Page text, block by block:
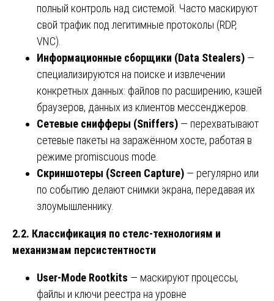
полный контроль над системой. Часто маскируют
свой трафик под легитимные протоколы (RDP,
VNC).
Информационные сборщики (Data Stealers) —
специализируются на поиске и извлечении
конкретных данных: файлов по расширению, кэшей
браузеров, данных из клиентов мессенджеров.
Сетевые снифферы (Sniffers) — перехватывают
сетевые пакеты на заражённом хосте, работая в
режиме promiscuous mode.
Скриншотеры (Screen Capture) — регулярно или
по событию делают снимки экрана, передавая их
злоумышленнику.
2.2. Классификация по стелс-технологиям и
механизмам персистентности
User-Mode Rootkits — маскируют процессы,
файлы и ключи реестра на уровне